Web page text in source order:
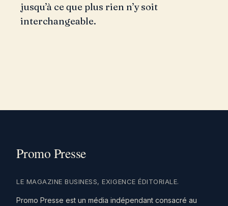
jusqu’à ce que plus rien n’y soit
interchangeable.
LE MAGAZINE BUSINESS, EXIGENCE ÉDITORIALE.
Promo Presse est un média indépendant consacré au